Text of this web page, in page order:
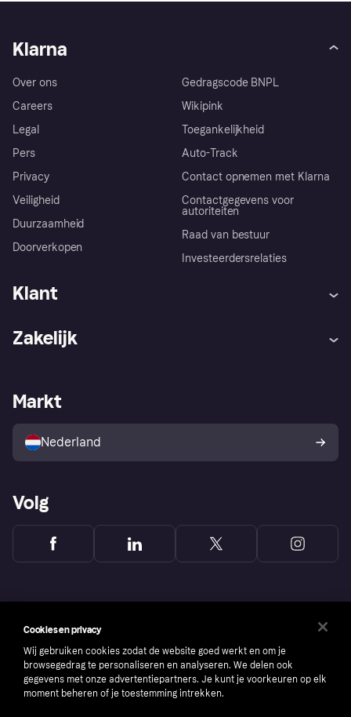
Klarna
Over ons
Careers
Legal
Pers
Privacy
Veiligheid
Duurzaamheid
Doorverkopen
Gedragscode BNPL
Wikipink
Toegankelijkheid
Auto-Track
Contact opnemen met Klarna
Contactgegevens voor
autoriteiten
Raad van bestuur
Investeerdersrelaties
Klant
Winkeloverzicht
Kopersbescherming voor
consumenten
Zakelijk
Zakelijke login
Markt
Nederland
Volg
Cookies en privacy
Wij gebruiken cookies zodat de website goed werkt en om je
browsegedrag te personaliseren en analyseren. We delen ook
gegevens met onze advertentiepartners. Je kunt je voorkeuren op elk
moment beheren of je toestemming intrekken.